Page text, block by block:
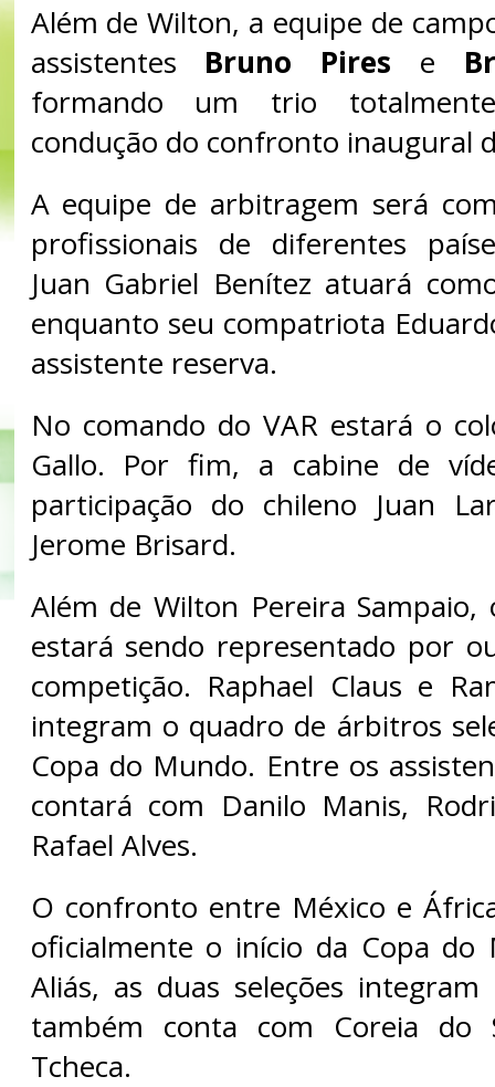
Além de Wilton, a equipe de
assistentes Bruno Pires e
formando um trio
condução do confronto inaugural
A equipe de arbitragem será
profissionais de diferentes
Juan Gabriel Benítez atuará
enquanto seu compatriota
assistente reserva.
No comando do VAR estará o
Gallo. Por fim, a cabine de
participação do chileno Juan
Jerome Brisard.
Além de Wilton Pereira
estará sendo representado por
competição. Raphael Claus e
integram o quadro de árbitros
Copa do Mundo. Entre os
contará com Danilo Manis,
Rafael Alves.
O confronto entre México e
oficialmente o início da Copa do
Aliás, as duas seleções
também conta com Coreia do
Tcheca.